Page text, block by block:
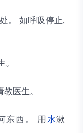
。 如呼吸停止,
医生。
东西。 用 水漱